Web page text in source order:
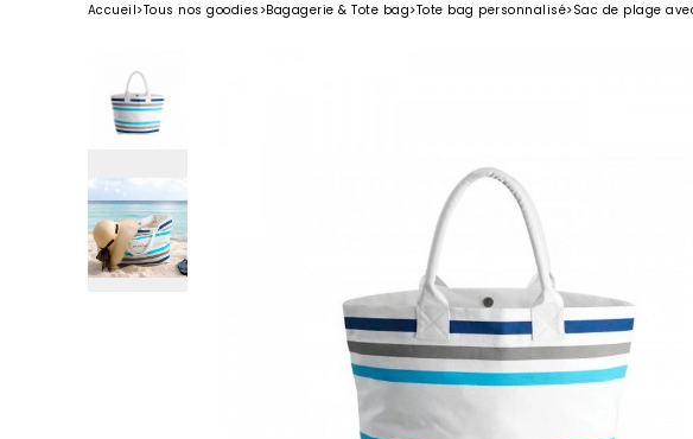
Accueil>Tous nos goodies >Bagagerie & Tote bag>Tote bag personnalisé>Sac de plage